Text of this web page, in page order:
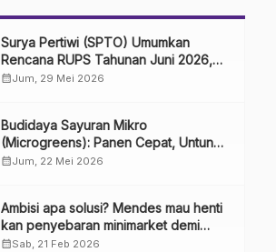
Surya Pertiwi (SPTO) Umumkan
Rencana RUPS Tahunan Juni 2026,
Bahas Penggunaan Laba Hingga
calendar_monthJum, 29 Mei 2026
Budidaya Sayuran Mikro
(Microgreens): Panen Cepat, Untung
Besar
calendar_monthJum, 22 Mei 2026
Ambisi apa solusi? Mendes mau henti
kan penyebaran minimarket demi
kopdes.
calendar_monthSab, 21 Feb 2026